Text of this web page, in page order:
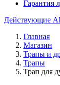
Гарантия
Действующие
Главная
Магазин
Трапы и
Трапы
Трап для